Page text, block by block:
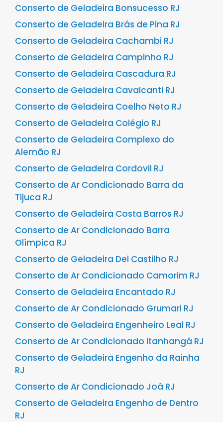
Conserto de Geladeira Bonsucesso RJ
Conserto de Geladeira Brás de Pina RJ
Conserto de Geladeira Cachambi RJ
Conserto de Geladeira Campinho RJ
Conserto de Geladeira Cascadura RJ
Conserto de Geladeira Cavalcanti RJ
Conserto de Geladeira Coelho Neto RJ
Conserto de Geladeira Colégio RJ
Conserto de Geladeira Complexo do
Alemão RJ
Conserto de Geladeira Cordovil RJ
Conserto de Ar Condicionado Barra da
Tijuca RJ
Conserto de Geladeira Costa Barros RJ
Conserto de Ar Condicionado Barra
Olímpica RJ
Conserto de Geladeira Del Castilho RJ
Conserto de Ar Condicionado Camorim RJ
Conserto de Geladeira Encantado RJ
Conserto de Ar Condicionado Grumari RJ
Conserto de Geladeira Engenheiro Leal RJ
Conserto de Ar Condicionado Itanhangá RJ
Conserto de Geladeira Engenho da Rainha
RJ
Conserto de Ar Condicionado Joá RJ
Conserto de Geladeira Engenho de Dentro
RJ